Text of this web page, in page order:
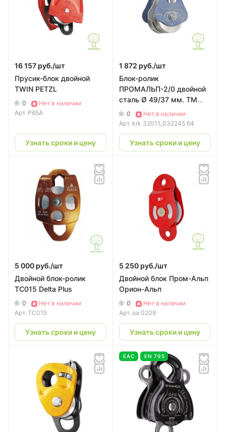
16 157 руб./шт
Прусик-блок двойной
TWIN PETZL
0
Нет в наличии
Арт. P65A
Узнать сроки и цену
1 872 руб./шт
Блок-ролик
ПРОМАЛЬП-2/0 двойной
сталь Ø 49/37 мм. ТМ
КРОК
0
Нет в наличии
Арт. krk 32011_032245.64
Узнать сроки и цену
5 000 руб./шт
Двойной блок-ролик
TC015 Delta Plus
0
Нет в наличии
Арт. TC015
Узнать сроки и цену
5 250 руб./шт
Двойной блок Пром-Альп
Орион-Альп
0
Нет в наличии
Арт. оа 0209
Узнать сроки и цену
EAC EN 795